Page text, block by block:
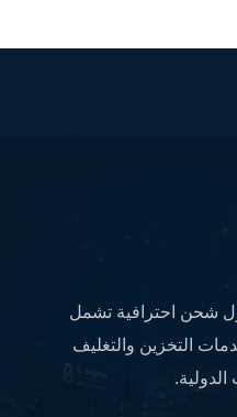
شحن احترافية تشمل
التخزين والتغليف